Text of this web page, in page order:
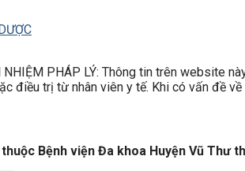
NHIỆM PHÁP LÝ: Thông tin trên website
điều trị từ nhân viên y tế. Khi có vấn đề
thuộc Bệnh viện Đa khoa Huyện Vũ Thư